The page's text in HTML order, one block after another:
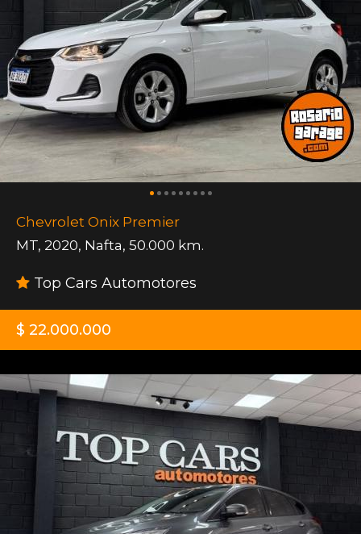
Chevrolet Onix Premier
MT, 2020, Nafta, 50.000 km.
Top Cars Automotores
$ 22.000.000